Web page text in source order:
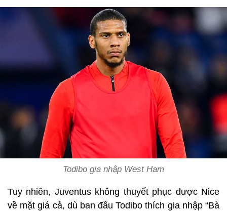
Todibo gia nhập West Ham
Tuy nhiên, Juventus không thuyết phục được Nice
về mặt giá cả, dù ban đầu Todibo thích gia nhập “Bà